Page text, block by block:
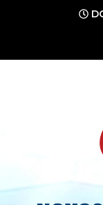
conteúdo